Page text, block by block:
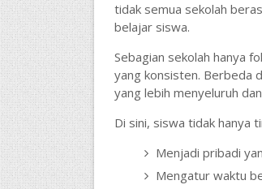
tidak semua sekolah
belajar siswa.
Sebagian sekolah hanya
yang konsisten. Berbeda
yang lebih menyeluruh
Di sini, siswa tidak hanya
Menjadi pribadi
Mengatur waktu